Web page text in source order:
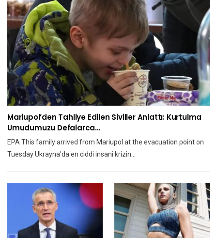
Mariupol’den Tahliye Edilen Siviller Anlattı: Kurtulma
Umudumuzu Defalarca…
EPA This family arrived from Mariupol at the evacuation point on
Tuesday Ukrayna'da en ciddi insani krizin…